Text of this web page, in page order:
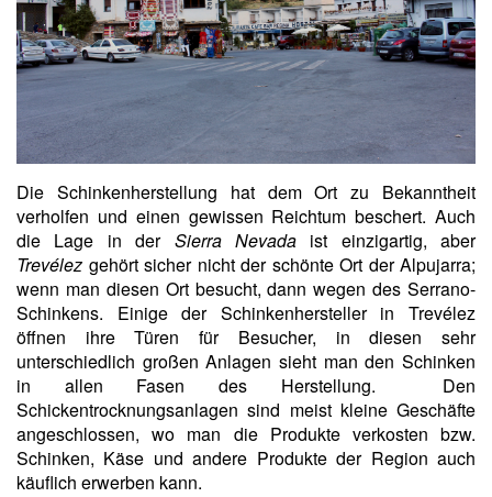
Die Schinkenherstellung hat dem Ort zu Bekanntheit
verholfen und einen gewissen Reichtum beschert. Auch
die Lage in der Sierra Nevadaist einzigartig, aber
Trevélez gehört sicher nicht der schönte Ort der Alpujarra;
wenn man diesen Ort besucht, dann wegen des Serrano-
Schinkens. Einige der Schinkenhersteller in Trevélez
öffnen ihre Türen für Besucher, in diesen sehr
unterschiedlich großen Anlagen sieht man den Schinken
in allen Fasen des Herstellung. Den
Schickentrocknungsanlagen sind meist kleine Geschäfte
angeschlossen, wo man die Produkte verkosten bzw.
Schinken, Käse und andere Produkte der Region auch
käuflich erwerben kann.